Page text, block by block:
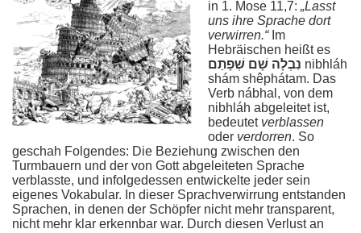
in 1. Mose 11,7: „Lasst
uns ihre Sprache dort
verwirren.“Im
Hebräischen heißt es
נִבְלָה שָׁם שְׁפָתַם nibhláh
shám shêphátam. Das
Verb nábhal, von dem
nibhláh abgeleitet ist,
bedeutet verblassen
oder verdorren. So
geschah Folgendes: Die Beziehung zwischen den
Turmbauern und der von Gott abgeleiteten Sprache
verblasste, und infolgedessen entwickelte jeder sein
eigenes Vokabular. In dieser Sprachverwirrung entstanden
Sprachen, in denen der Schöpfer nicht mehr transparent,
nicht mehr klar erkennbar war. Durch diesen Verlust an